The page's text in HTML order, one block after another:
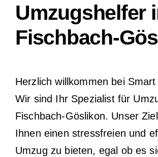
Umzugshelfer
Fischbach-
Herzlich willkommen bei
Wir sind Ihr Spezialist für
Fischbach-Göslikon. Unser
Ihnen einen stressfreien und
Umzug zu bieten, egal ob es